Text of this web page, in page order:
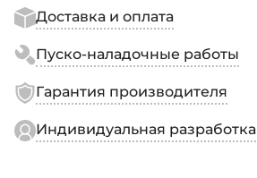
Доставка и оплата
Пуско-наладочные работы
Гарантия производителя
Индивидуальная разработка